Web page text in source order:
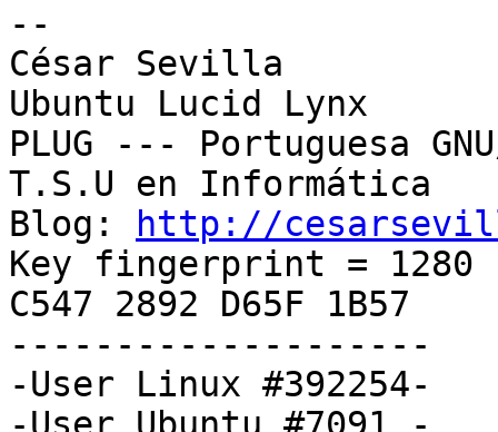
--
﻿César Sevilla
Ubuntu Lucid Lynx
PLUG --- Portuguesa
T.S.U en Informática
Blog:
http://
Key fingerprint = 1280
C547 2892 D65F 1B57
--------------------
-User Linux #392254-